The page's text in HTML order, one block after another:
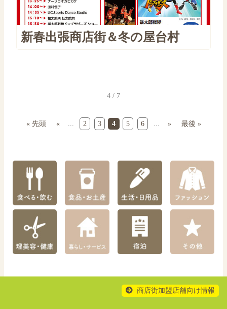
新春出張商店街＆冬の屋台村
4 / 7
« 先頭 « ... 2 3 4 5 6 ... » 最後 »
商店街加盟店舗向け情報